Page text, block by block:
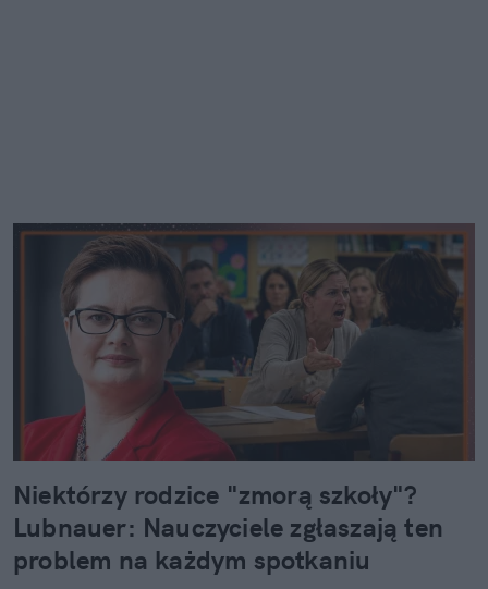
Niektórzy rodzice "zmorą szkoły"?
Lubnauer: Nauczyciele zgłaszają ten
problem na każdym spotkaniu